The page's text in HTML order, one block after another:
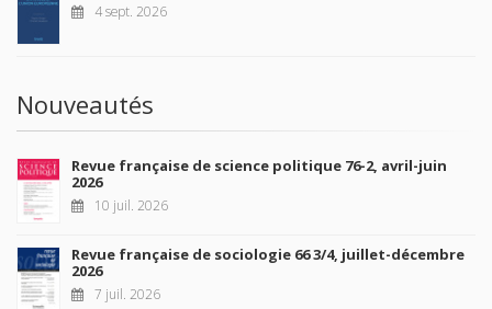
4 sept. 2026
Nouveautés
Revue française de science politique 76-2, avril-juin
2026
10 juil. 2026
Revue française de sociologie 66 3/4, juillet-décembre
2026
7 juil. 2026